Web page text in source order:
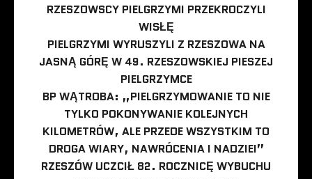
RZESZOWSCY PIELGRZYMI PRZEKROCZYLI
WISŁĘ
PIELGRZYMI WYRUSZYLI Z RZESZOWA NA
JASNĄ GÓRĘ W 49. RZESZOWSKIEJ PIESZEJ
PIELGRZYMCE
BP WĄTROBA: „PIELGRZYMOWANIE TO NIE
TYLKO POKONYWANIE KOLEJNYCH
KILOMETRÓW, ALE PRZEDE WSZYSTKIM TO
DROGA WIARY, NAWRÓCENIA I NADZIEI”
RZESZÓW UCZCIŁ 82. ROCZNICĘ WYBUCHU